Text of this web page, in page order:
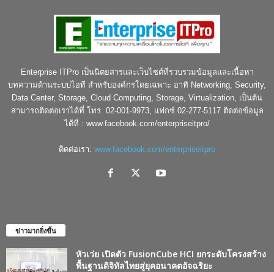
Enterprise ITPro เป็นนิตยสารและเว็บไซต์ที่รวบรวมข้อมูลและเนื้อหา
บทความด้านระบบไอที สำหรับองค์กรโดยเฉพาะ อาทิ Networking, Security,
Data Center, Storage, Cloud Computing, Storage, Virtualization, เป็นต้น
สามารถติดต่อเราได้ที่ โทร. 02-001-9973, แฟกซ์ 02-277-5117 ติดต่อข้อมูล
ได้ที่ : www.facebook.com/enterpriseitpro/
ติดต่อเรา: www.facebook.com/enterpriseitpro
ข่าวมากยิ่งขึ้น
หัวเว่ย เปิดตัว FusionCube HCI ยกระดับโครงสร้าง
พื้นฐานดิจิทัลไทยสู่ยุคอนาคตอัจฉริยะ